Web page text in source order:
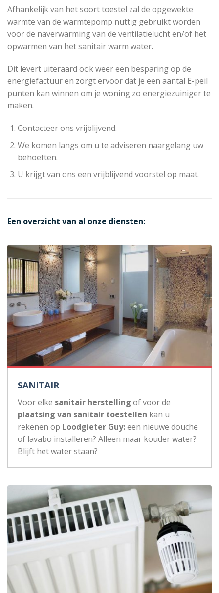
Afhankelijk van het soort toestel zal de opgewekte
warmte van de warmtepomp nuttig gebruikt worden
voor de naverwarming van de ventilatielucht en/of het
opwarmen van het sanitair warm water.
Dit levert uiteraard ook weer een besparing op de
energiefactuur en zorgt ervoor dat je een aantal E-peil
punten kan winnen om je woning zo energiezuiniger te
maken.
Contacteer ons vrijblijvend.
We komen langs om u te adviseren naargelang uw
behoeften.
U krijgt van ons een vrijblijvend voorstel op maat.
Een overzicht van al onze diensten:
SANITAIR
Voor elke sanitair herstelling of voor de
plaatsing van sanitair toestellen kan u
rekenen op Loodgieter Guy:een nieuwe douche
of lavabo installeren? Alleen maar kouder water?
Blijft het water staan?